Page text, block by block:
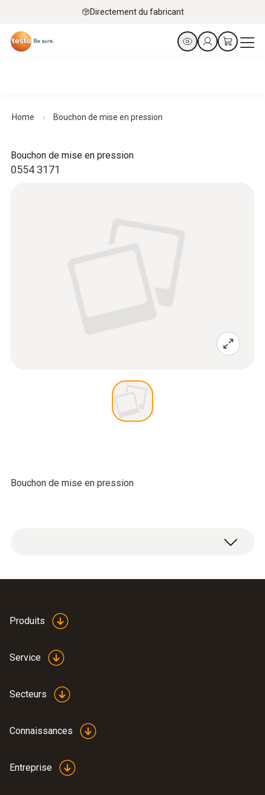
Directement du fabricant
Home Bouchon de mise en pression
0554 3171
Bouchon de mise en pression
Bouchon de mise en pression
Produits
Service
Secteurs
Connaissances
Entreprise